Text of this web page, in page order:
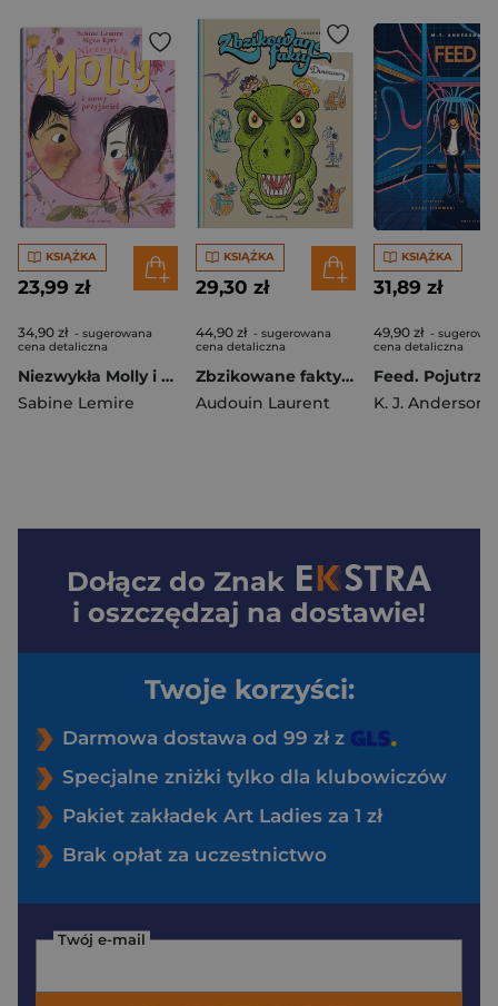
KSIĄŻKA
23,99 zł
34,90 zł - sugerowana
cena detaliczna
Niezwykła Molly i nowy przyjaciel
Sabine Lemire
KSIĄŻKA
29,30 zł
44,90 zł - sugerowana
cena detaliczna
Zbzikowane fakty. Dinozaury
Audouin Laurent
KSIĄŻKA
31,89 zł
49,90 zł -
cena detaliczna
Feed. Pojutrze
K. J. Anderson
Dołącz do Znak
i oszczędzaj na dostawie!
Twoje korzyści:
Darmowa dostawa od 99 zł z
Specjalne zniżki tylko dla klubowiczów
Pakiet zakładek Art Ladies za 1 zł
Brak opłat za uczestnictwo
Twój e-mail